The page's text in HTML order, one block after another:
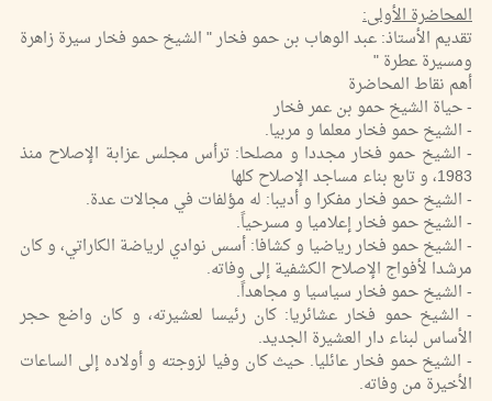
المحاضرة الأولى:
تقديم الأستاذ: عبد الوهاب بن حمو فخار " الشيخ حمو فخار سيرة زاهرة
ومسيرة عطرة "
أهم نقاط المحاضرة
- حياة الشيخ حمو بن عمر فخار
- الشيخ حمو فخار معلما و مربيا.
- الشيخ حمو فخار مجددا و مصلحا: ترأس مجلس عزابة الإصلاح منذ
1983، و تابع بناء مساجد الإصلاح كلها
- الشيخ حمو فخار مفكرا و أديبا: له مؤلفات في مجالات عدة.
- الشيخ حمو فخار إعلاميا و مسرحياً.
- الشيخ حمو فخار رياضيا و كشافا: أسس نوادي لرياضة الكاراتي، و كان
مرشدا لأفواج الإصلاح الكشفية إلى وفاته.
- الشيخ حمو فخار سياسيا و مجاهداً.
- الشيخ حمو فخار عشائريا: كان رئيسا لعشيرته، و كان واضع حجر
الأساس لبناء دار العشيرة الجديد.
- الشيخ حمو فخار عائليا. حيث كان وفيا لزوجته و أولاده إلى الساعات
الأخيرة من وفاته.